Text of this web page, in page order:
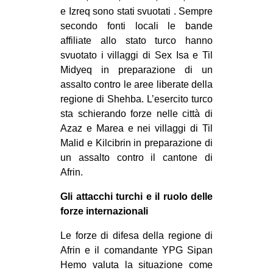
e Izreq sono stati svuotati . Sempre
secondo fonti locali le bande
affiliate allo stato turco hanno
svuotato i villaggi di Sex Isa e Til
Midyeq in preparazione di un
assalto contro le aree liberate della
regione di Shehba. L’esercito turco
sta schierando forze nelle città di
Azaz e Marea e nei villaggi di Til
Malid e Kilcibrin in preparazione di
un assalto contro il cantone di
Afrin.
Gli attacchi turchi e il ruolo delle
forze internazionali
Le forze di difesa della regione di
Afrin e il comandante YPG Sipan
Hemo valuta la situazione come